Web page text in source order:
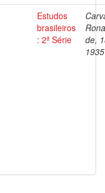
Estudos
brasileiros
: 2ª Série
de,
1935